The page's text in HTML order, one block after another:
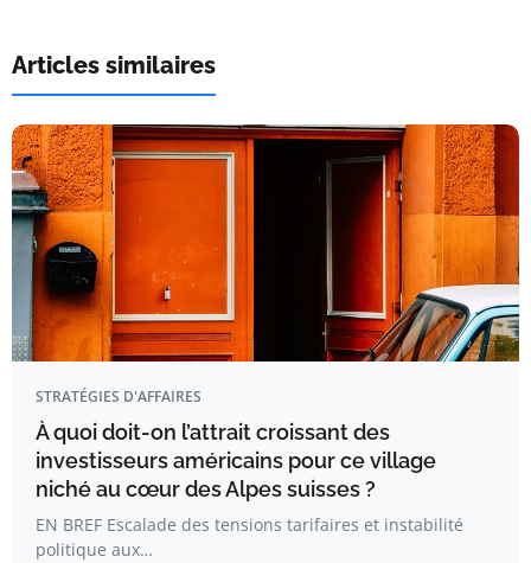
Articles similaires
STRATÉGIES D'AFFAIRES
À quoi doit-on l’attrait croissant des
investisseurs américains pour ce village
niché au cœur des Alpes suisses ?
EN BREF Escalade des tensions tarifaires et instabilité
politique aux…